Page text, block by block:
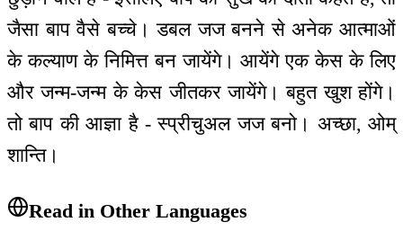
जैसा बाप वैसे बच्चे। डबल जज बनने से अनेक आत्माओं
के कल्याण के निमित्त बन जायेंगे। आयेंगे एक केस के लिए
और जन्म-जन्म के केस जीतकर जायेंगे। बहुत खुश होंगे।
तो बाप की आज्ञा है - स्प्रीचुअल जज बनो। अच्छा, ओम्
शान्ति।
Read in Other Languages